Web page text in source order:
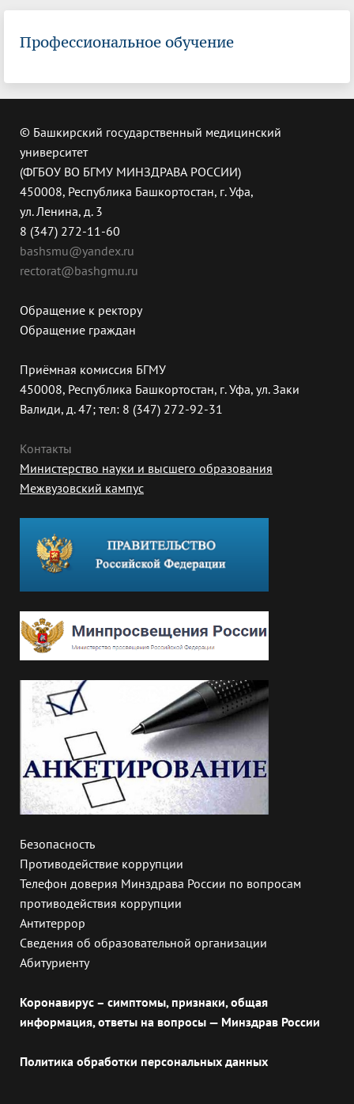
Профессиональное обучение
© Башкирский государственный медицинский
университет
(ФГБОУ ВО БГМУ МИНЗДРАВА РОССИИ)
450008, Республика Башкортостан, г. Уфа,
ул. Ленина, д. 3
8 (347) 272-11-60
bashsmu@yandex.ru
rectorat@bashgmu.ru
Обращение к ректору
Обращение граждан
Приёмная комиссия БГМУ
450008, Республика Башкортостан, г. Уфа, ул. Заки
Валиди, д. 47; тел: 8 (347) 272-92-31
Контакты
Министерство науки и высшего образования
Межвузовский кампус
Безопасность
Противодействие коррупции
Телефон доверия Минздрава России по вопросам
противодействия коррупции
Антитеррор
Сведения об образовательной организации
Абитуриенту
Коронавирус – симптомы, признаки, общая
информация, ответы на вопросы — Минздрав России
Политика обработки персональных данных